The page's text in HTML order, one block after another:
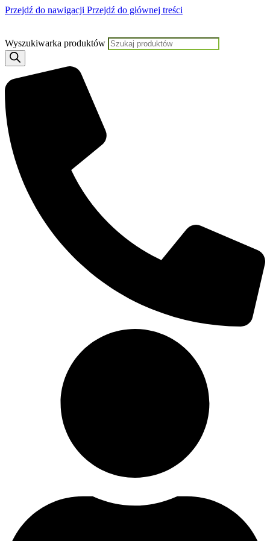
Przejdź do nawigacji Przejdź do głównej treści
Wyszukiwarka produktów